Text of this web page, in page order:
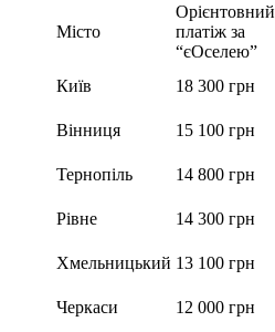
Місто
Орієнтовний
платіж за
“єОселею”
Київ 18 300 грн
Вінниця
15 100 грн
Тернопіль
14 800 грн
Рівне
14 300 грн
Хмельницький 13 100 грн
Черкаси
12 000 грн